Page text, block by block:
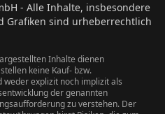
- Alle Inhalte, insbesondere
Grafiken sind urheberrechtlich
Inhalte dienen
keine Kauf- bzw.
weder explizit noch implizit als
der genannten
zu verstehen. Der